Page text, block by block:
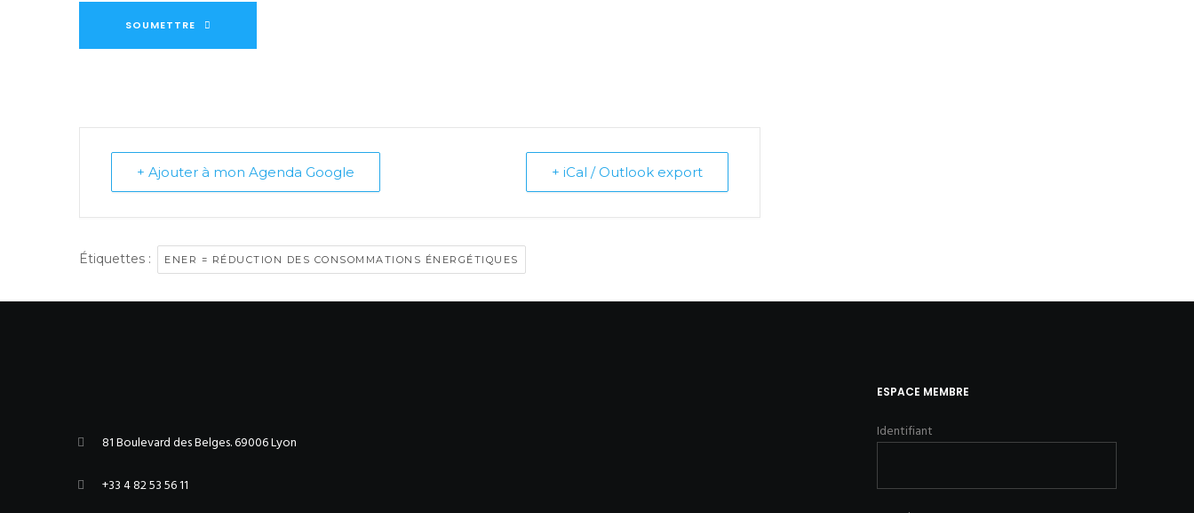
SOUMETTRE
+ Ajouter à mon Agenda Google + iCal / Outlook export
Étiquettes : ENER = RÉDUCTION DES CONSOMMATIONS ÉNERGÉTIQUES
81 Boulevard des Belges. 69006 Lyon
+33 4 82 53 56 11
ESPACE MEMBRE
Identifiant